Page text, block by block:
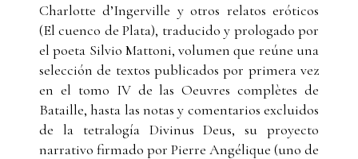
Charlotte d’Ingerville y otros relatos eróticos
(El cuenco de Plata), traducido y prologado por
el poeta Silvio Mattoni, volumen que reúne una
selección de textos publicados por primera vez
en el tomo IV de las Oeuvres complètes de
Bataille, hasta las notas y comentarios excluidos
de la tetralogía Divinus Deus, su proyecto
narrativo firmado por Pierre Angélique (uno de